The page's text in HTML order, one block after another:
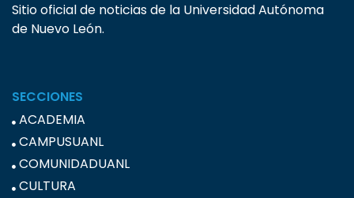
Sitio oficial de noticias de la Universidad Autónoma
de Nuevo León.
SECCIONES
ACADEMIA
CAMPUSUANL
COMUNIDADUANL
CULTURA